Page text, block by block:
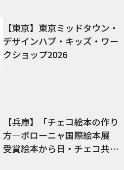
【東京】東京ミッドタウン・
デザインハブ・キッズ・ワー
クショップ2026
【兵庫】「チェコ絵本の作り
方―ボローニャ国際絵本展
受賞絵本から日・チェコ共作